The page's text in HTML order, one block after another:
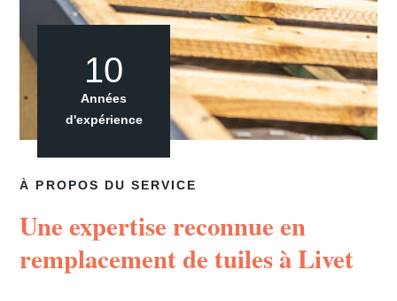
À PROPOS DU SERVICE
Une expertise reconnue en
remplacement de tuiles à Livet
10
Années
d'expérience